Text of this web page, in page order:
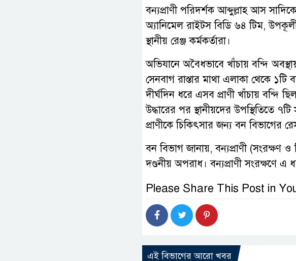
বন্যপ্রাণী পরিদর্শক আব্দুল্লাহ আস
অ্যানিমেল রাইটস বিডি ৬৪ টিম,
স্থানীয় রেঞ্জ কর্মকর্তারা।
অভিযানে অবৈধভাবে খাঁচায় বন্দি
সেনবাগ রাস্তার মাথা এলাকা থেকে ১টি
দীর্ঘদিন ধরে এসব প্রাণী খাঁচায় বন্দি
উদ্ধারের পর স্থানীয়দের উপস্থিতিতে
প্রাণীকে চিকিৎসার জন্য বন বিভাগের
বন বিভাগ জানায়, বন্যপ্রাণী (সংরক্ষণ
দণ্ডনীয় অপরাধ। বন্যপ্রাণী সংরক্ষণে
Please Share This Post in
এই বিভাগের আরো খবর